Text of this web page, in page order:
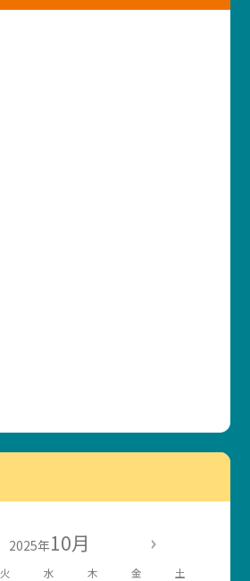
2025年10月
火 水 木 金 土